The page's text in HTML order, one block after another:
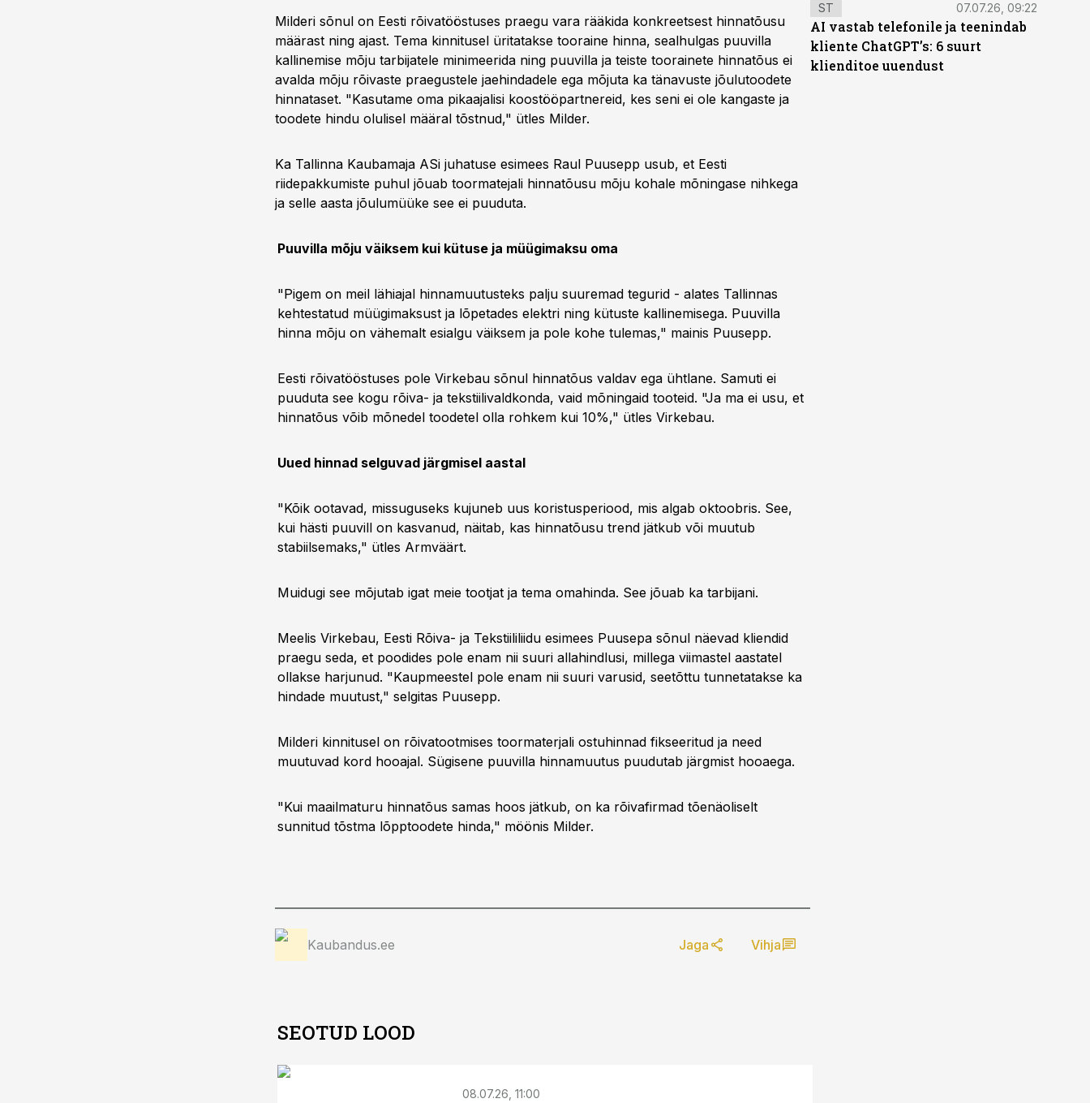
Milderi sõnul on Eesti rõivatööstuses praegu vara rääkida konkreetsest hinnatõusu
määrast ning ajast. Tema kinnitusel üritatakse tooraine hinna, sealhulgas puuvilla
kallinemise mõju tarbijatele minimeerida ning puuvilla ja teiste toorainete hinnatõus ei
avalda mõju rõivaste praegustele jaehindadele ega mõjuta ka tänavuste jõulutoodete
hinnataset. "Kasutame oma pikaajalisi koostööpartnereid, kes seni ei ole kangaste ja
toodete hindu olulisel määral tõstnud," ütles Milder.
Ka Tallinna Kaubamaja ASi juhatuse esimees Raul Puusepp usub, et Eesti
riidepakkumiste puhul jõuab toormatejali hinnatõusu mõju kohale mõningase nihkega
ja selle aasta jõulumüüke see ei puuduta.
ST 07.07.26, 09:22
AI vastab telefonile ja teenindab
kliente ChatGPT’s: 6 suurt
klienditoe uuendust
Puuvilla mõju väiksem kui kütuse ja müügimaksu oma
"Pigem on meil lähiajal hinnamuutusteks palju suuremad tegurid - alates Tallinnas
kehtestatud müügimaksust ja lõpetades elektri ning kütuste kallinemisega. Puuvilla
hinna mõju on vähemalt esialgu väiksem ja pole kohe tulemas," mainis Puusepp.
Eesti rõivatööstuses pole Virkebau sõnul hinnatõus valdav ega ühtlane. Samuti ei
puuduta see kogu rõiva- ja tekstiilivaldkonda, vaid mõningaid tooteid. "Ja ma ei usu, et
hinnatõus võib mõnedel toodetel olla rohkem kui 10%," ütles Virkebau.
Uued hinnad selguvad järgmisel aastal
"Kõik ootavad, missuguseks kujuneb uus koristusperiood, mis algab oktoobris. See,
kui hästi puuvill on kasvanud, näitab, kas hinnatõusu trend jätkub või muutub
stabiilsemaks," ütles Armväärt.
Muidugi see mõjutab igat meie tootjat ja tema omahinda. See jõuab ka tarbijani.
Meelis Virkebau, Eesti Rõiva- ja Tekstiililiidu esimees Puusepa sõnul näevad kliendid
praegu seda, et poodides pole enam nii suuri allahindlusi, millega viimastel aastatel
ollakse harjunud. "Kaupmeestel pole enam nii suuri varusid, seetõttu tunnetatakse ka
hindade muutust," selgitas Puusepp.
Milderi kinnitusel on rõivatootmises toormaterjali ostuhinnad fikseeritud ja need
muutuvad kord hooajal. Sügisene puuvilla hinnamuutus puudutab järgmist hooaega.
"Kui maailmaturu hinnatõus samas hoos jätkub, on ka rõivafirmad tõenäoliselt
sunnitud tõstma lõpptoodete hinda," möönis Milder.
Kaubandus.ee Jaga Vihja
SEOTUD LOOD
08.07.26, 11:00